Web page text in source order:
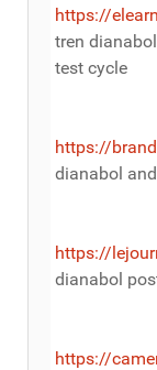
https://
tren dianabol
test cycle
https://
dianabol
https://
dianabol
https://